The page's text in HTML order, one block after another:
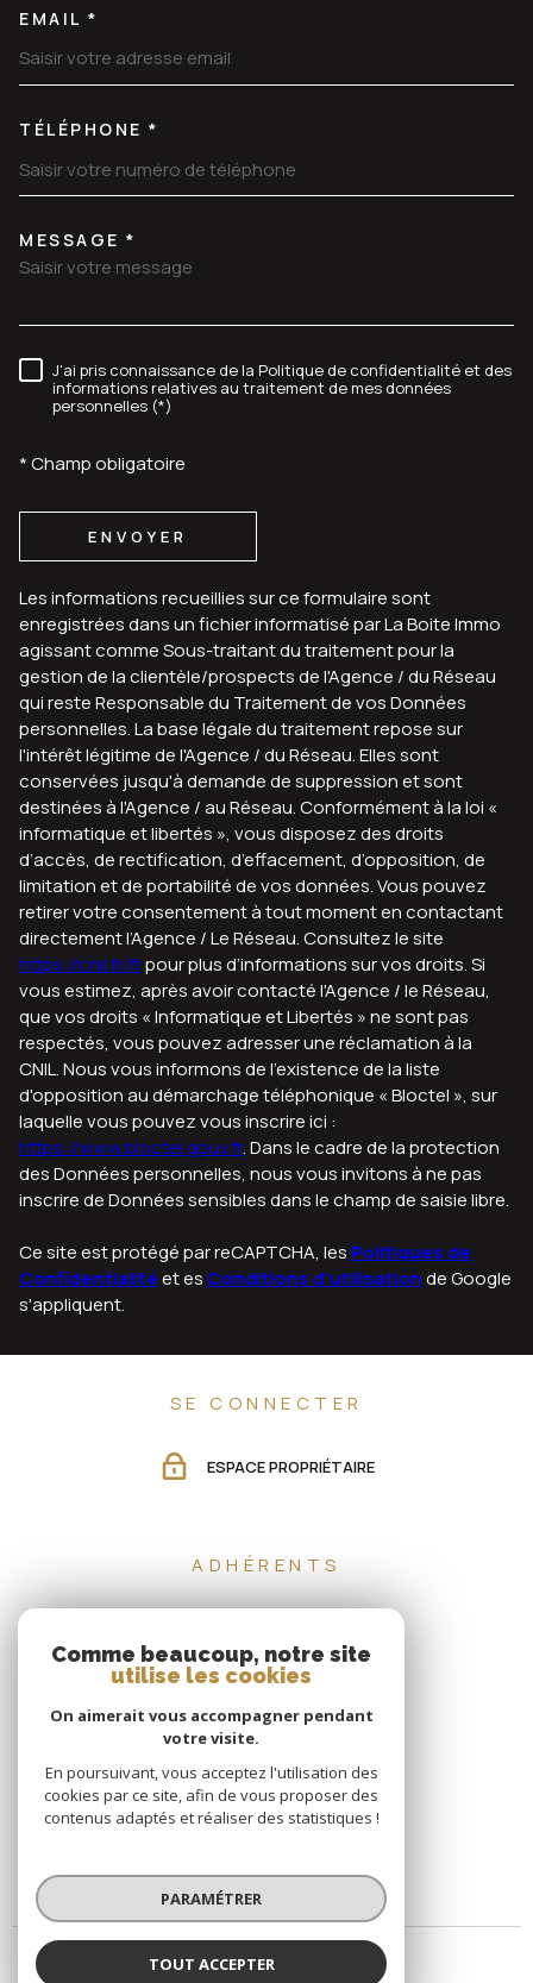
EMAIL *
TÉLÉPHONE *
TRAD_MELTEM_VOREDEMANDE
MESSAGE *
RÈGLEMENTATION
J'ai pris connaissance de la Politique de confidentialité et des
informations relatives au traitement de mes données
personnelles (*)
* Champ obligatoire
ENVOYER
Les informations recueillies sur ce formulaire sont
enregistrées dans un fichier informatisé par La Boite Immo
agissant comme Sous-traitant du traitement pour la
gestion de la clientèle/prospects de l'Agence / du Réseau
qui reste Responsable du Traitement de vos Données
personnelles. La base légale du traitement repose sur
l'intérêt légitime de l'Agence / du Réseau. Elles sont
conservées jusqu'à demande de suppression et sont
destinées à l'Agence / au Réseau. Conformément à la loi «
informatique et libertés », vous disposez des droits
d’accès, de rectification, d’effacement, d’opposition, de
limitation et de portabilité de vos données. Vous pouvez
retirer votre consentement à tout moment en contactant
directement l’Agence / Le Réseau. Consultez le site
https://cnil.fr/frpour plus d’informations sur vos droits. Si
vous estimez, après avoir contacté l'Agence / le Réseau,
que vos droits « Informatique et Libertés » ne sont pas
respectés, vous pouvez adresser une réclamation à la
CNIL. Nous vous informons de l’existence de la liste
d'opposition au démarchage téléphonique « Bloctel », sur
laquelle vous pouvez vous inscrire ici :
https://www.bloctel.gouv.fr. Dans le cadre de la protection
des Données personnelles, nous vous invitons à ne pas
inscrire de Données sensibles dans le champ de saisie libre.
Ce site est protégé par reCAPTCHA, les Politiques de
Confidentialitéet es Conditions d'utilisationde Google
s'appliquent.
SE CONNECTER
ESPACE PROPRIÉTAIRE
ADHÉRENTS
Comme beaucoup, notre site
utilise les cookies
On aimerait vous accompagner pendant
votre visite.
En poursuivant, vous acceptez l'utilisation des
cookies par ce site, afin de vous proposer des
contenus adaptés et réaliser des statistiques !
PARAMÉTRER
TOUT ACCEPTER